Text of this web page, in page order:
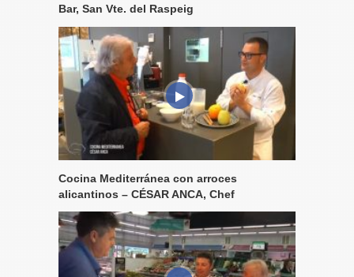
Bar, San Vte. del Raspeig
Cocina Mediterránea con arroces
alicantinos – CÉSAR ANCA, Chef